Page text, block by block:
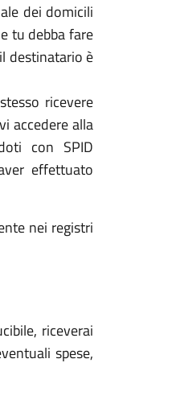
dei domicili
tu debba fare
destinatario è
ricevere
accedere alla
con SPID
effettuato
nei registri
riceverai
spese,